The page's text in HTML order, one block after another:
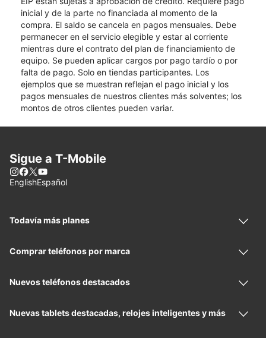
inicial y de la parte no financiada al momento de la
compra. El saldo se cancela en pagos mensuales. Debe
permanecer en el servicio elegible y estar al corriente
mientras dure el contrato del plan de financiamiento de
equipo. Se pueden aplicar cargos por pago tardío o por
falta de pago. Solo en tiendas participantes. Los
ejemplos que se muestran reflejan el pago inicial y los
pagos mensuales de nuestros clientes más solventes; los
montos de otros clientes pueden variar.